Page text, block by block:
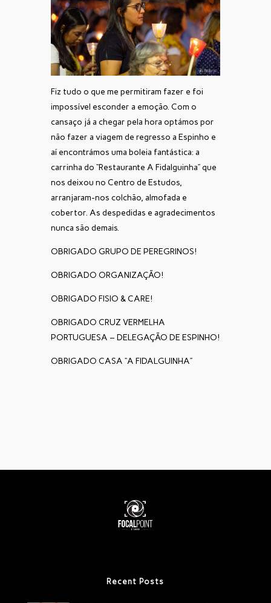
Fiz tudo o que me permitiram fazer e foi
impossível esconder a emoção. Com o
cansaço já a chegar pela hora optámos por
não fazer a viagem de regresso a Espinho e
aí encontrámos uma boleia fantástica: a
carrinha do “Restaurante A Fidalguinha” que
nos deixou no Centro de Estudos,
arranjaram-nos colchão, almofada e
cobertor. As despedidas e agradecimentos
nunca são demais.
OBRIGADO GRUPO DE PEREGRINOS!
OBRIGADO ORGANIZAÇÃO!
OBRIGADO FISIO & CARE!
OBRIGADO CRUZ VERMELHA
PORTUGUESA – DELEGAÇÃO DE ESPINHO!
OBRIGADO CASA “A FIDALGUINHA”
Recent Posts